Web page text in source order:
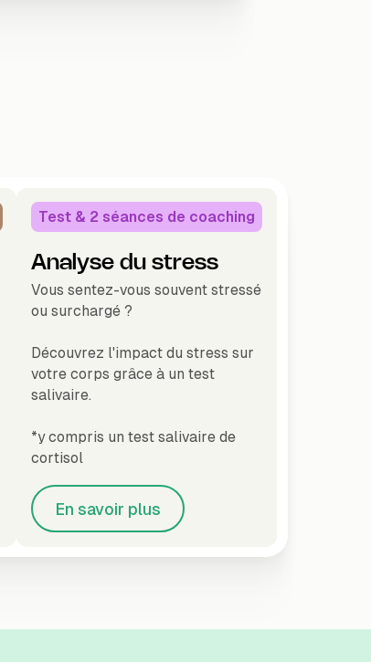
Test & 2 séances de coaching
Analyse du stress
Vous sentez-vous souvent stressé
ou surchargé ?
Découvrez l'impact du stress sur
votre corps grâce à un test
salivaire.
*y compris un test salivaire de
cortisol
En savoir plus